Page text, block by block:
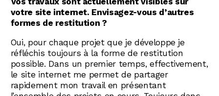
votre site internet. Envisagez-vous d’autres
formes de restitution ?
Oui, pour chaque projet que je développe je
réfléchis toujours à la forme de restitution
possible. Dans un premier temps, effectivement,
le site internet me permet de partager
rapidement mon travail en présentant